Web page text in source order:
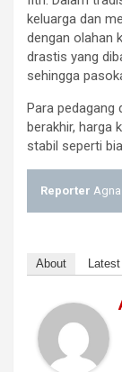
keluarga dan
dengan olahan
drastis yang
sehingga
Para pedagang
berakhir, harga
stabil seperti
Reporter
About